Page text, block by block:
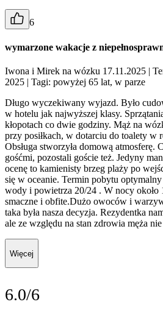
6
wymarzone wakacje z
Iwona i Mirek na wózku 17.11.2025 |
2025 | Tagi: powyżej 65 lat, w parze
Długo wyczekiwany wyjazd. Było
w hotelu jak najwyższej klasy.
kłopotach co dwie godziny. Mąż na
przy posiłkach, w dotarciu do toalety w
Obsługa stworzyła domową
gośćmi, pozostali goście też. Jedyny
ocenę to kamienisty brzeg plaży po
się w oceanie. Termin pobytu
wody i powietrza 20/24 . W nocy około
smaczne i obfite.Dużo owoców i
taka była nasza decyzja. Rezydentka
ale ze względu na stan zdrowia męża
Więcej
6.0/6